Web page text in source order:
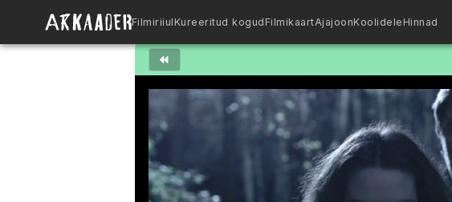
Filmiriiul Kureeritud kogud FilmikaartAjajoonKoolidele Hinnad